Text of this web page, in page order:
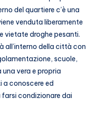
del quartiere c’è una
venduta liberamente
vietate droghe pesanti.
all’interno della città con
scuole,
vera e propria
conoscere ed
farsi condizionare dai